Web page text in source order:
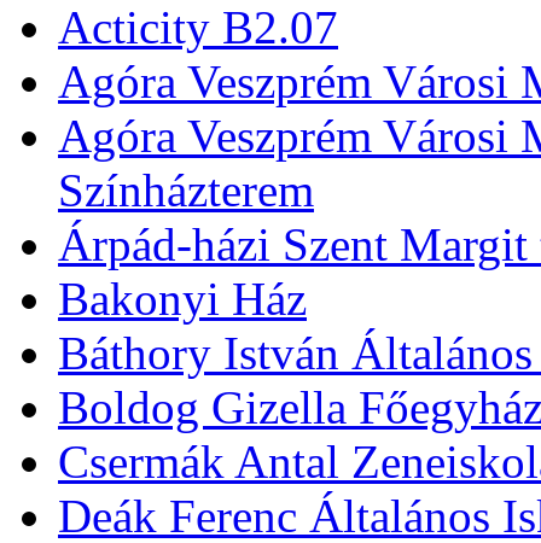
Acticity B2.07
Agóra Veszprém Városi
Agóra Veszprém Városi
Színházterem
Árpád-házi Szent
Bakonyi Ház
Báthory István
Boldog Gizella
Csermák Antal
Deák Ferenc Általános